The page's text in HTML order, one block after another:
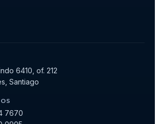
6410, of. 212
Santiago
7670